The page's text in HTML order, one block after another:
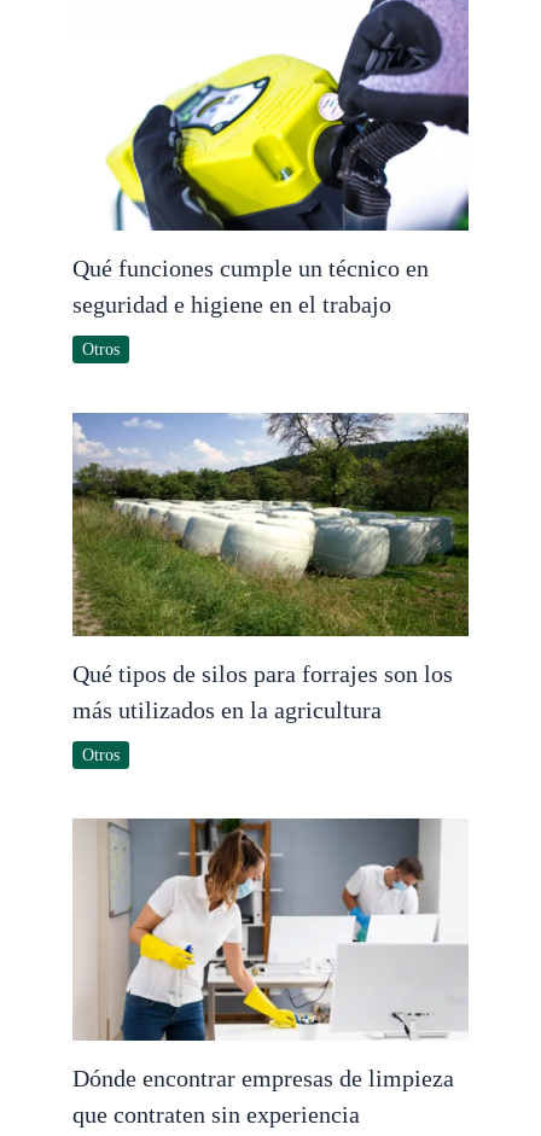
Qué funciones cumple un técnico en
seguridad e higiene en el trabajo
Otros
Qué tipos de silos para forrajes son los
más utilizados en la agricultura
Otros
Dónde encontrar empresas de limpieza
que contraten sin experiencia